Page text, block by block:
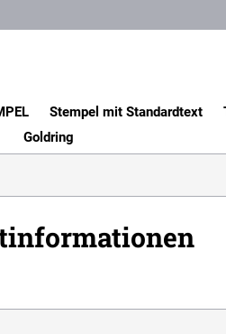
Stempel mit Standardtext
Goldring